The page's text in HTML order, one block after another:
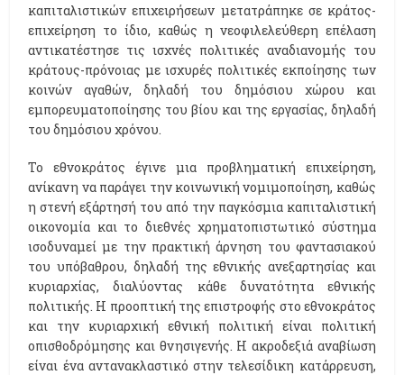
καπιταλιστικών επιχειρήσεων μετατράπηκε σε κράτος-
επιχείρηση το ίδιο, καθώς η νεοφιλελεύθερη επέλαση
αντικατέστησε τις ισχνές πολιτικές αναδιανομής του
κράτους-πρόνοιας με ισχυρές πολιτικές εκποίησης των
κοινών αγαθών, δηλαδή του δημόσιου χώρου και
εμπορευματοποίησης του βίου και της εργασίας, δηλαδή
του δημόσιου χρόνου.
Το εθνοκράτος έγινε μια προβληματική επιχείρηση,
ανίκανη να παράγει την κοινωνική νομιμοποίηση, καθώς
η στενή εξάρτησή του από την παγκόσμια καπιταλιστική
οικονομία και το διεθνές χρηματοπιστωτικό σύστημα
ισοδυναμεί με την πρακτική άρνηση του φαντασιακού
του υπόβαθρου, δηλαδή της εθνικής ανεξαρτησίας και
κυριαρχίας, διαλύοντας κάθε δυνατότητα εθνικής
πολιτικής. Η προοπτική της επιστροφής στο εθνοκράτος
και την κυριαρχική εθνική πολιτική είναι πολιτική
οπισθοδρόμησης και θνησιγενής. Η ακροδεξιά αναβίωση
είναι ένα αντανακλαστικό στην τελεσίδικη κατάρρευση,